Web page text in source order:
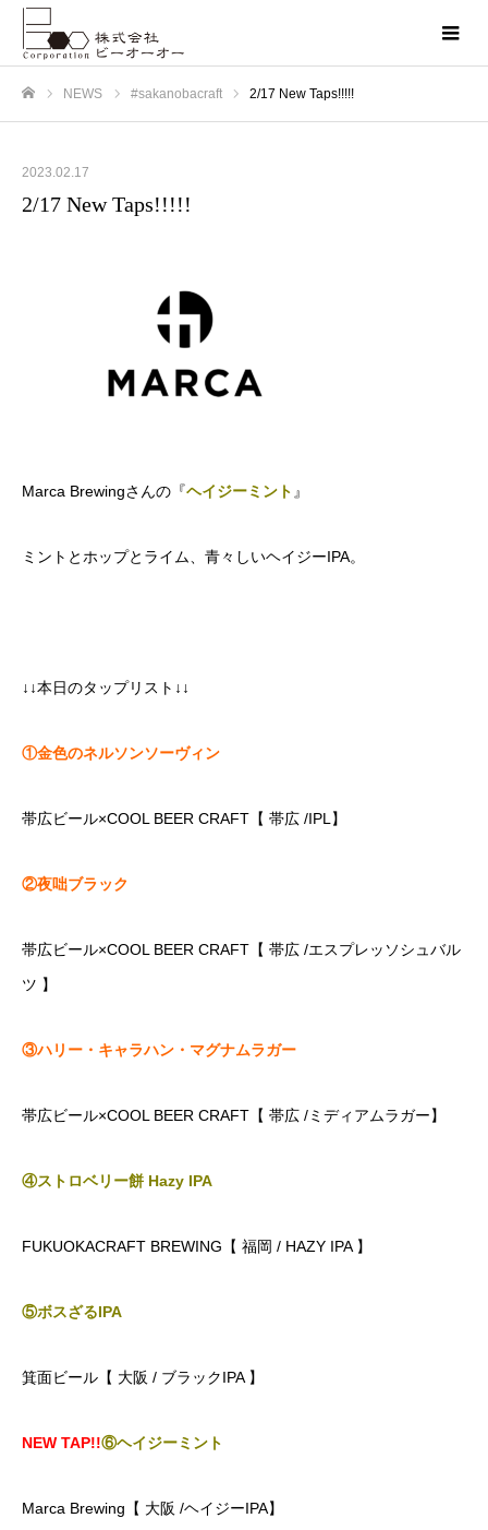
NEWS #sakanobacraft 2/17 New Taps!!!!!
2023.02.17
2/17 New Taps!!!!!
Marca Brewingさんの『ヘイジーミント 』
ミントとホップとライム、青々しいヘイジーIPA。
↓↓本日のタップリスト↓↓
①金色のネルソンソーヴィン
帯広ビール×COOL BEER CRAFT【 帯広 /IPL】
②夜咄ブラック
帯広ビール×COOL BEER CRAFT【 帯広 /エスプレッソシュバル
ツ 】
③ハリー・キャラハン・マグナムラガー
帯広ビール×COOL BEER CRAFT【 帯広 /ミディアムラガー】
④ストロベリー餅 Hazy IPA
FUKUOKACRAFT BREWING【 福岡 / HAZY IPA 】
⑤ボスざるIPA
箕面ビール【 大阪 / ブラックIPA 】
NEW TAP!!⑥ヘイジーミント
Marca Brewing【 大阪 /ヘイジーIPA】